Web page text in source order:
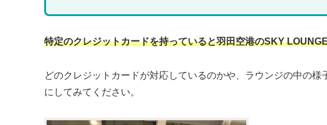
特定のクレジットカードを持っていると羽田空港のSKY
どのクレジットカードが対応しているのかや、ラウンジの中の
にしてみてください。